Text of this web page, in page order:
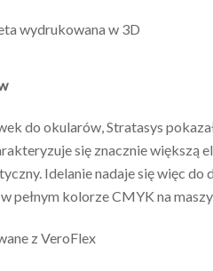
do okularów, Stratasys
się znacznie większą
Idelanie nadaje się więc
pełnym kolorze CMYK na